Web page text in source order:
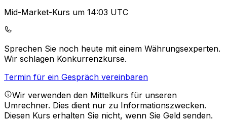
Mid-Market-Kurs um 14:03 UTC
Sprechen Sie noch heute mit einem Währungsexperten.
Wir schlagen Konkurrenzkurse.
Termin für ein Gespräch vereinbaren
Wir verwenden den Mittelkurs für unseren
Umrechner. Dies dient nur zu Informationszwecken.
Diesen Kurs erhalten Sie nicht, wenn Sie Geld senden.